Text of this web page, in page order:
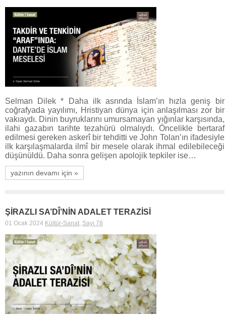
Selman Dilek * Daha ilk asrında İslam’ın hızla geniş bir
coğrafyada yayılımı, Hristiyan dünya için anlaşılması zor bir
vakıaydı. Dinin buyruklarını umursamayan yığınlar karşısında,
ilahi gazabın tarihte tezahürü olmalıydı. Öncelikle bertaraf
edilmesi gereken askerî bir tehditti ve John Tolan’ın ifadesiyle
ilk karşılaşmalarda ilmî bir mesele olarak ihmal edilebileceği
düşünüldü. Daha sonra gelişen apolojik tepkiler ise…
yazının devamı için »
ŞİRAZLI SA’DÎ’NİN ADALET TERAZİSİ
01 Ocak 2024 Kültür-Sanat, Sayı 78